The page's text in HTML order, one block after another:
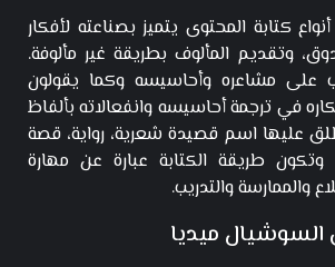
كتابة المحتوى يتميز بصناعته لأفكار
وتقديم المألوف بطريقة غير مألوفة.
على مشاعره وأحاسيسه وكما يقولون
في ترجمة أحاسيسه وانفعالاته بألفاظ
عليها اسم قصيدة شعرية، رواية، قصة
وتكون طريقة الكتابة عبارة عن مهارة
والممارسة والتدريب.